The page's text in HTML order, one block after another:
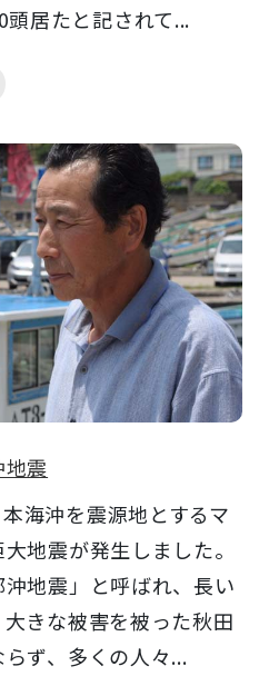
居たと記されて...
震
海沖を震源地とするマ
地震が発生しました。
地震」と呼ばれ、長い
きな被害を被った秋田
ず、多くの人々...